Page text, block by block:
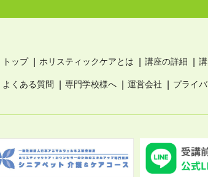
トップ ホリスティックケアとは 講座の詳細
よくある質問 専門学校様へ 運営会社 プライ